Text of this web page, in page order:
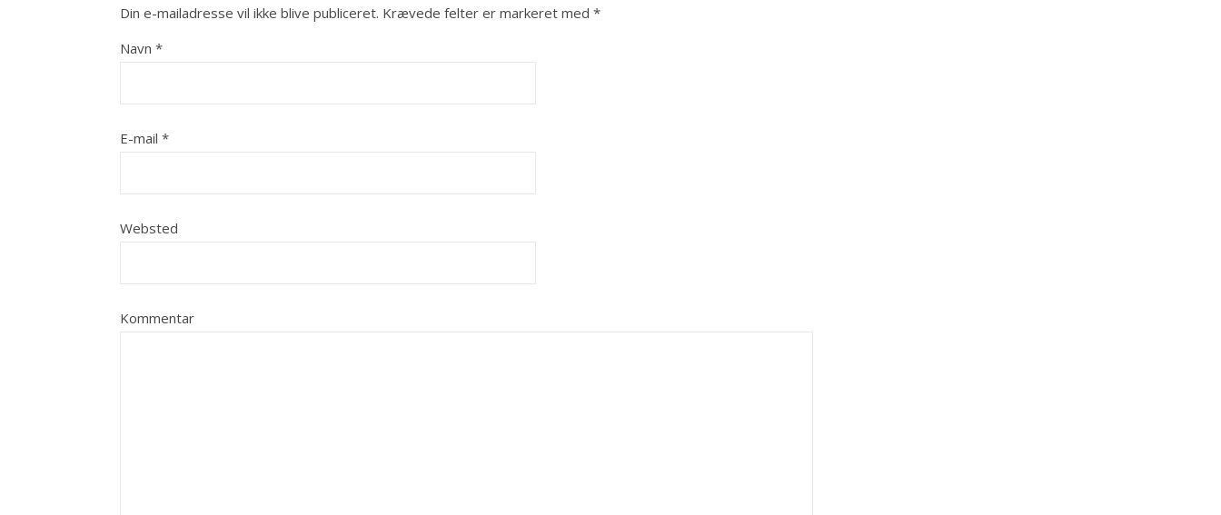
Din e-mailadresse vil ikke blive publiceret. Krævede felter er markeret med *
Navn *
E-mail *
Websted
Kommentar